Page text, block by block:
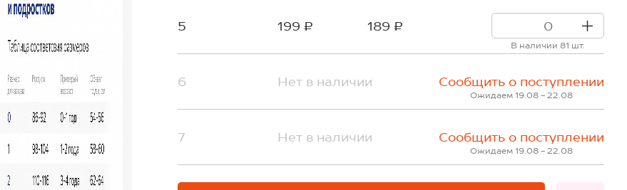
5 199 ₽ 189 ₽
В наличии 81 шт.
6 Нет в наличии Сообщить о поступлении
Ожидаем 19.08 - 22.08
7 Нет в наличии Сообщить о поступлении
Ожидаем 19.08 - 22.08